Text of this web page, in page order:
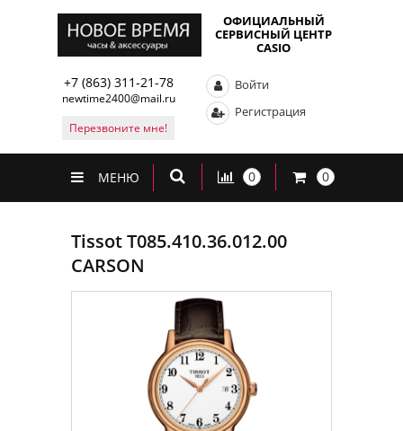
ОФИЦИАЛЬНЫЙ
СЕРВИСНЫЙ ЦЕНТР
CASIO
+7 (863) 311-21-78
newtime2400@mail.ru
Перезвоните мне!
Войти
Регистрация
МЕНЮ 0 0
Tissot T085.410.36.012.00
CARSON